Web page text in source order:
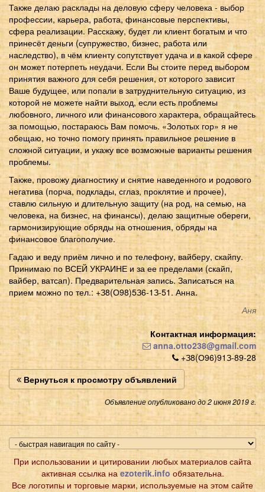
Также делаю расклады на деловую сферу человека - выбор
профессии, карьера, работа, финансовые перспективы,
сфера реализации. Расскажу, будет ли клиент богатым и что
принесёт деньги (супружество, бизнес, работа или
наследство), в чём клиенту сопутствует удача и в какой сфере
он может потерпеть неудачи. Если Вы стоите перед выбором
принятия важного для себя решения, от которого зависит
Ваше будущее, или попали в затруднительную ситуацию, из
которой не можете найти выход, если есть проблемы
любовного, личного или финансового характера, обращайтесь
за помощью, постараюсь Вам помочь. «Золотых гор» я не
обещаю, но точно помогу принять правильное решение в
сложной ситуации, и укажу все возможные варианты решения
проблемы.
Также, провожу диагностику и снятие наведенного и родового
негатива (порча, подклады, сглаз, проклятие и прочее),
ставлю сильную и длительную защиту (на род, на семью, на
человека, на бизнес, на финансы), делаю защитные обереги,
гармонизирующие обряды на отношения, обряды на
финансовое благополучие.
Гадаю и веду приём лично и по телефону, вайберу, скайпу.
Принимаю по ВСЕЙ УКРАИНЕ и за ее пределами (скайп,
вайбер, ватсап). Предварительная запись. Записаться на
прием можно по тел.: +З8(О98)5З6-1З-51. Анна.
Аня
Контактная информация:
anna.otto238@gmail.com
+З8(О96)91З-89-28
Вернуться к просмотру объявлений
Объявление опубликовано до 2 июня 2019 г.
При использовании и цитировании любых материалов сайта
активная ссылка на ezoterik.info обязательна.
Все логотипы и торговые марки, используемые на этом сайте